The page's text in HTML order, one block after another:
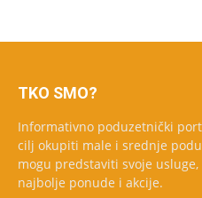
TKO SMO?
Informativno poduzetnički
cilj okupiti male i srednje
mogu predstaviti svoje
najbolje ponude i akcije.